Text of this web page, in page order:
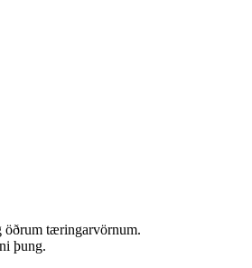
öðrum tæringarvörnum.
þung.